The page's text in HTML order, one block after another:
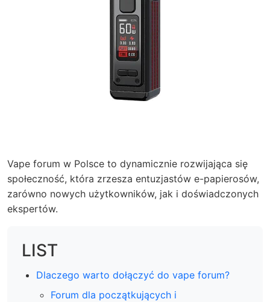
Vape forum w Polsce to dynamicznie rozwijająca się
społeczność, która zrzesza entuzjastów e-papierosów,
zarówno nowych użytkowników, jak i doświadczonych
ekspertów.
LIST
Dlaczego warto dołączyć do vape forum?
Forum dla początkujących i